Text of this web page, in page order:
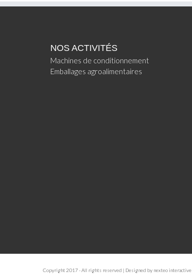
NOS ACTIVITÉS
Machines de conditionnement
Emballages agroalimentaires
Copyright 2017 - All rights reserved | Designed by nexteo interactive